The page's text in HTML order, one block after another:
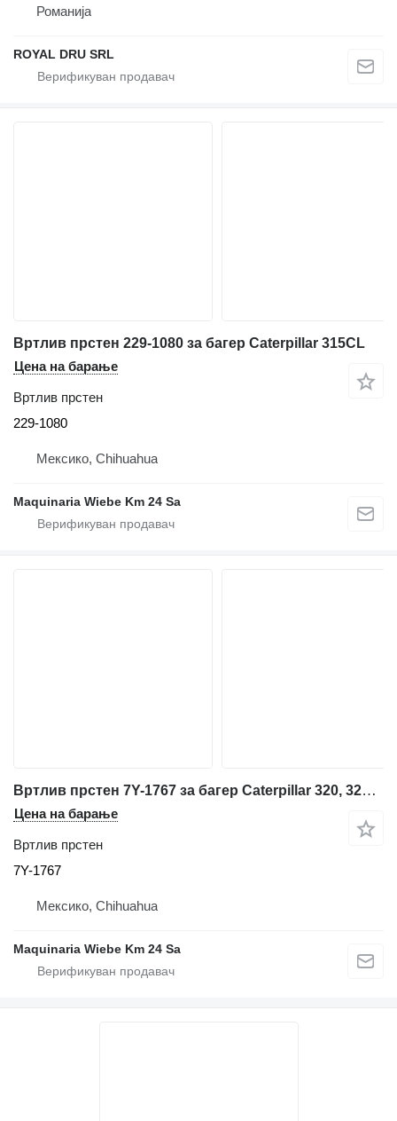
Романија
ROYAL DRU SRL
Вртлив прстен 229-1080 за багер Caterpillar 315CL
Цена на барање
Вртлив прстен
229-1080
Мексико, Chihuahua
Maquinaria Wiebe Km 24 Sa
Вртлив прстен 7Y-1767 за багер Caterpillar 320, 320L, 320N, 320S, 345B, 345B L, 345B LC
Цена на барање
Вртлив прстен
7Y-1767
Мексико, Chihuahua
Maquinaria Wiebe Km 24 Sa